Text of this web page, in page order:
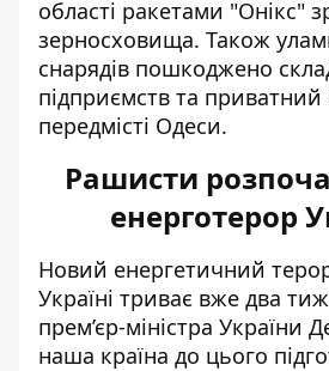
області ракетами "Онікс"
зерносховища. Також
снарядів пошкоджено
підприємств та
передмісті Одеси.
Рашисти
енерготерор
Новий енергетичний
Україні триває вже два
прем’єр-міністра України
наша країна до цього